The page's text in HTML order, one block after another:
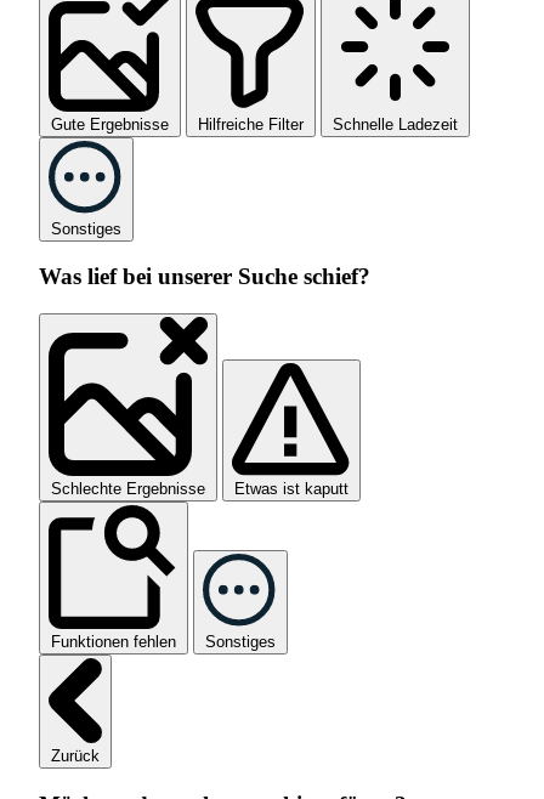
Gute Ergebnisse Hilfreiche Filter Schnelle Ladezeit
Sonstiges
Was lief bei unserer Suche schief?
Schlechte Ergebnisse Etwas ist kaputt
Funktionen fehlen Sonstiges
Zurück